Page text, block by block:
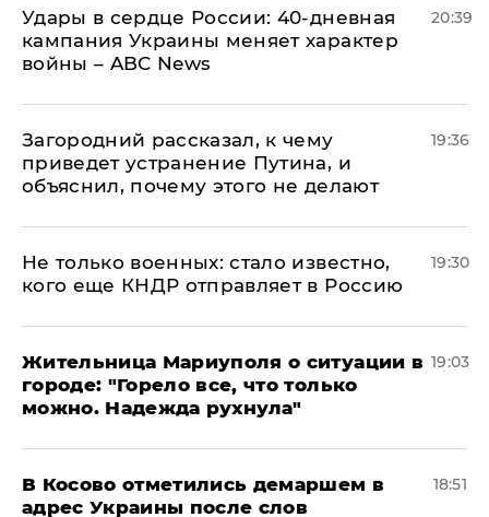
Удары в сердце России: 40-дневная
кампания Украины меняет характер
войны – ABC News
20:39
Загородний рассказал, к чему
приведет устранение Путина, и
объяснил, почему этого не делают
19:36
Не только военных: стало известно,
кого еще КНДР отправляет в Россию
19:30
Жительница Мариуполя о ситуации в
городе: "Горело все, что только
можно. Надежда рухнула"
19:03
В Косово отметились демаршем в
адрес Украины после слов
18:51